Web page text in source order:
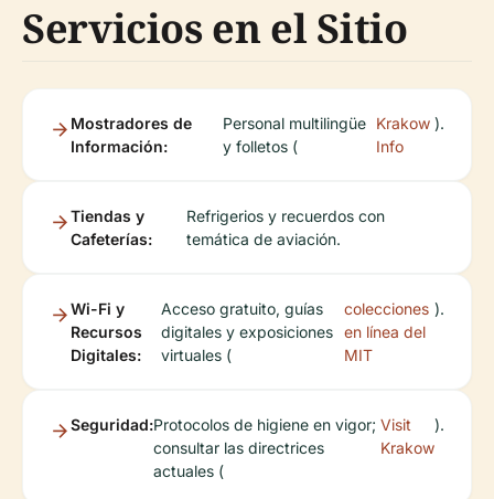
Servicios en el Sitio
Mostradores de
Información:
Personal multilingüe
y folletos (
Krakow
Info
).
Tiendas y
Cafeterías:
Refrigerios y recuerdos con
temática de aviación.
Wi-Fi y
Recursos
Digitales:
Acceso gratuito, guías
digitales y exposiciones
virtuales (
colecciones
en línea del
MIT
).
Seguridad:Protocolos de higiene en vigor;
consultar las directrices
actuales (
Visit
Krakow
).